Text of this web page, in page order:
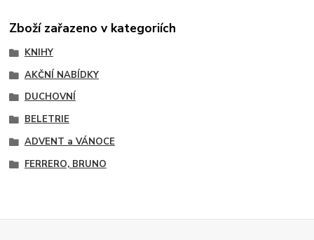
Zboží zařazeno v kategoriích
KNIHY
AKČNÍ NABÍDKY
DUCHOVNÍ
BELETRIE
ADVENT a VÁNOCE
FERRERO, BRUNO